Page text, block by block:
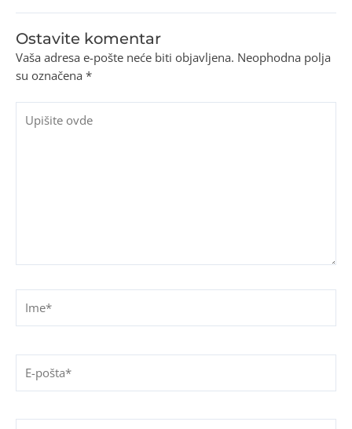
Ostavite komentar
Vaša adresa e-pošte neće biti objavljena. Neophodna polja
su označena *
ovde
pošta*